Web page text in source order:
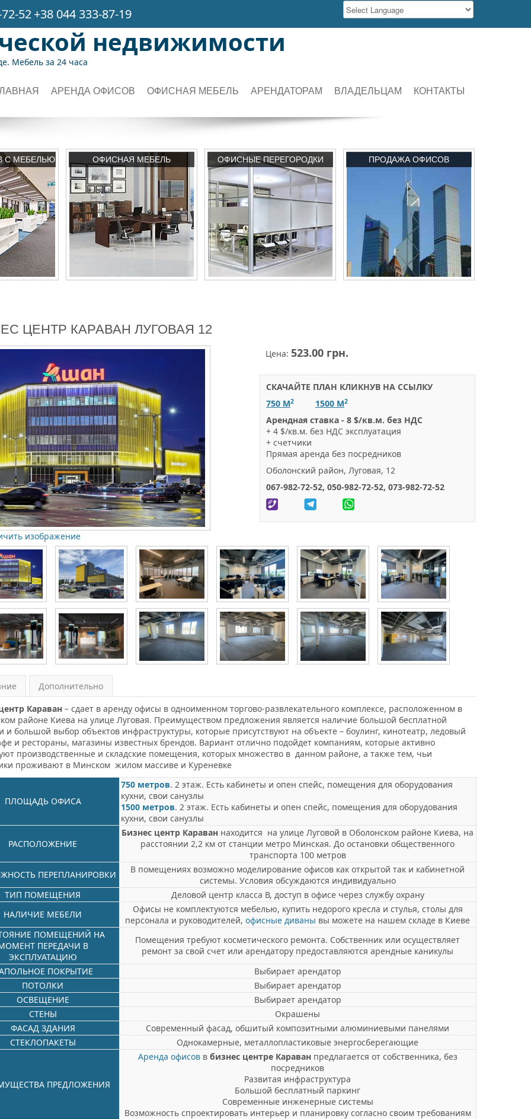
52+38 044 333-87-19
недвижимости
Мебель за 24 часа
АРЕНДА ОФИСОВ ОФИСНАЯ МЕБЕЛЬ АРЕНДАТОРАМ ВЛАДЕЛЬЦАМ КОНТАКТЫ
С МЕБЕЛЬЮ ОФИСНАЯ МЕБЕЛЬ ОФИСНЫЕ ПЕРЕГОРОДКИ ПРОДАЖА ОФИСОВ
ЦЕНТР КАРАВАН ЛУГОВАЯ 12
изображение
Цена: 523.00 грн.
СКАЧАЙТЕ ПЛАН КЛИКНУВ НА ССЫЛКУ
750 М2 1500 М2
Арендная ставка - 8 $/кв.м. без НДС
+ 4 $/кв.м. без НДС эксплуатация
+ счетчики
Прямая аренда без посредников
Оболонский район, Луговая, 12
067-982-72-52, 050-982-72-52, 073-982-72-52
Дополнительно
Караван– сдает в аренду офисы в одноименном торгово-развлекательного комплексе, расположенном в
районе Киева на улице Луговая. Преимуществом предложения является наличие большой бесплатной
и большой выбор объектов инфраструктуры, которые присутствуют на объекте – боулинг, кинотеатр, ледовый
и рестораны, магазины известных брендов. Вариант отлично подойдет компаниям, которые активно
производственные и складские помещения, которых множество в данном районе, а также тем, чьи
проживают в Минском жилом массиве и Куреневке
ПЛОЩАДЬ ОФИСА
750 метров. 2 этаж. Есть кабинеты и опен спейс, помещения для оборудования
кухни, свои санузлы
1500 метров. 2 этаж. Есть кабинеты и опен спейс, помещения для оборудования
кухни, свои санузлы
РАСПОЛОЖЕНИЕ
Бизнес центр Караван находится на улице Луговой в Оболонском районе Киева, на
расстоянии 2,2 км от станции метро Минская. До остановки общественного
транспорта 100 метров
ПЕРЕПЛАНИРОВКИ
В помещениях возможно моделирование офисов как открытой так и кабинетной
системы. Условия обсуждаются индивидуально
ТИП ПОМЕЩЕНИЯ
Деловой центр класса В, доступ в офисе через службу охрану
НАЛИЧИЕ МЕБЕЛИ
Офисы не комплектуются мебелью, купить недорого кресла и стулья, столы для
персонала и руководителей,офисные диваны вы можете на нашем складе в Киеве
ПОМЕЩЕНИЙ НА
ПЕРЕДАЧИ В
ЭКСПЛУАТАЦИЮ
Помещения требуют косметического ремонта. Собственник или осуществляет
ремонт за свой счет или арендатору предоставляются арендные каникулы
ПОКРЫТИЕ
Выбирает арендатор
ПОТОЛКИ
Выбирает арендатор
ОСВЕЩЕНИЕ
Выбирает арендатор
СТЕНЫ
Окрашены
ФАСАД ЗДАНИЯ
Современный фасад, обшитый композитными алюминиевыми панелями
СТЕКЛОПАКЕТЫ
Однокамерные, металлопластиковые энергосберегающие
ПРЕДЛОЖЕНИЯ
Аренда офисовв бизнес центре Караванпредлагается от собственника, без
посредников
Развитая инфраструктура
Большой бесплатный паркинг
Современные инженерные системы
Возможность спроектировать интерьер и планировку согласно своим требованиям